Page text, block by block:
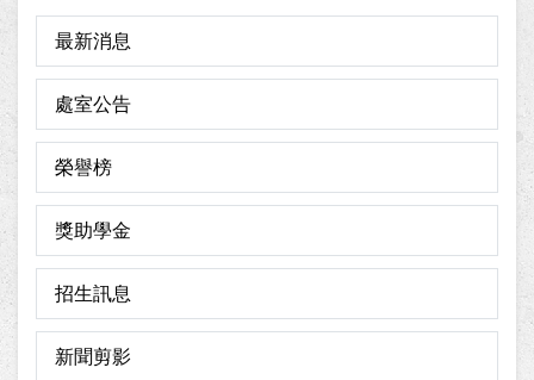
最新消息
處室公告
榮譽榜
獎助學金
招生訊息
新聞剪影